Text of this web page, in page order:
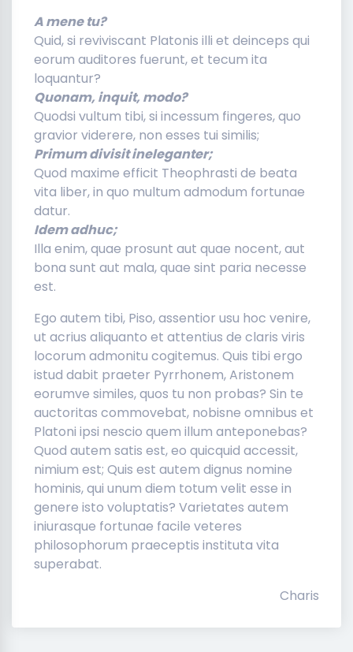
A mene tu?
Quid, si reviviscant Platonis illi et deinceps qui
eorum auditores fuerunt, et tecum ita
loquantur?
Quonam, inquit, modo?
Quodsi vultum tibi, si incessum fingeres, quo
gravior viderere, non esses tui similis;
Primum divisit ineleganter;
Quod maxime efficit Theophrasti de beata
vita liber, in quo multum admodum fortunae
datur.
Idem adhuc;
Illa enim, quae prosunt aut quae nocent, aut
bona sunt aut mala, quae sint paria necesse
est.
Ego autem tibi, Piso, assentior usu hoc venire,
ut acrius aliquanto et attentius de claris viris
locorum admonitu cogitemus. Quis tibi ergo
istud dabit praeter Pyrrhonem, Aristonem
eorumve similes, quos tu non probas? Sin te
auctoritas commovebat, nobisne omnibus et
Platoni ipsi nescio quem illum anteponebas?
Quod autem satis est, eo quicquid accessit,
nimium est; Quis est autem dignus nomine
hominis, qui unum diem totum velit esse in
genere isto voluptatis? Varietates autem
iniurasque fortunae facile veteres
philosophorum praeceptis instituta vita
superabat.
Charis